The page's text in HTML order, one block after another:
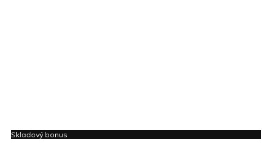
Skladový bonus